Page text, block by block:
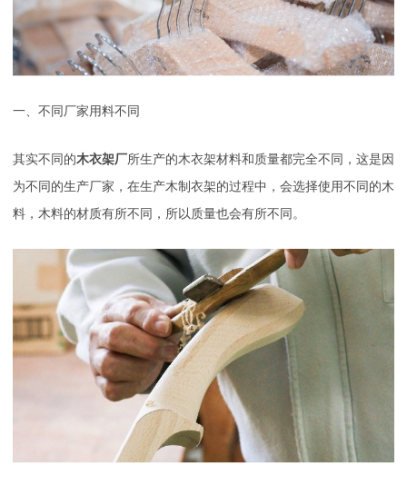
一、不同厂家用料不同
其实不同的木衣架厂所生产的木衣架材料和质量都完全不同，这是因
为不同的生产厂家，在生产木制衣架的过程中，会选择使用不同的木
料，木料的材质有所不同，所以质量也会有所不同。